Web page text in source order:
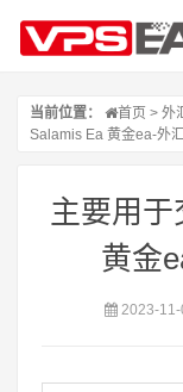
当前位置： 首页 > 外
Salamis Ea 黄金ea-外
主要用
黄金
2023-11-